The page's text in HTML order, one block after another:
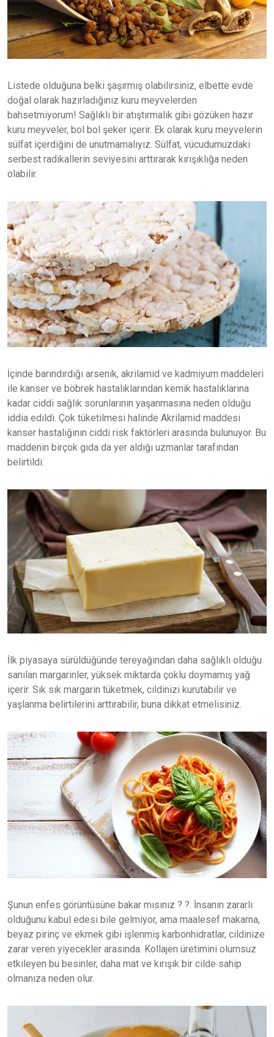
Listede olduğuna belki şaşırmış olabilirsiniz, elbette evde
doğal olarak hazırladığınız kuru meyvelerden
bahsetmiyorum! Sağlıklı bir atıştırmalık gibi gözüken hazır
kuru meyveler, bol bol şeker içerir. Ek olarak kuru meyvelerin
sülfat içerdiğini de unutmamalıyız. Sülfat, vücudumuzdaki
serbest radikallerin seviyesini arttırarak kırışıklığa neden
olabilir.
İçinde barındırdığı arsenik, akrilamid ve kadmiyum maddeleri
ile kanser ve böbrek hastalıklarından kemik hastalıklarına
kadar ciddi sağlık sorunlarının yaşanmasına neden olduğu
iddia edildi. Çok tüketilmesi halinde Akrilamid maddesi
kanser hastalığının ciddi risk faktörleri arasında bulunuyor. Bu
maddenin birçok gıda da yer aldığı uzmanlar tarafından
belirtildi.
İlk piyasaya sürüldüğünde tereyağından daha sağlıklı olduğu
sanılan margarinler, yüksek miktarda çoklu doymamış yağ
içerir. Sık sık margarin tüketmek, cildinizi kurutabilir ve
yaşlanma belirtilerini arttırabilir, buna dikkat etmelisiniz.
Şunun enfes görüntüsüne bakar mısınız ? ?. İnsanın zararlı
olduğunu kabul edesi bile gelmiyor, ama maalesef makarna,
beyaz pirinç ve ekmek gibi işlenmiş karbonhidratlar, cildinize
zarar veren yiyecekler arasında. Kollajen üretimini olumsuz
etkileyen bu besinler, daha mat ve kırışık bir cilde sahip
olmanıza neden olur.